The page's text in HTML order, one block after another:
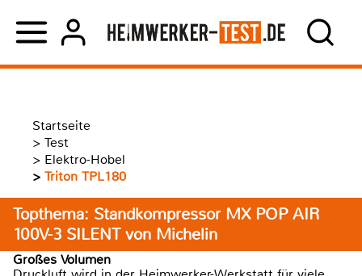
Startseite
> Test
> Elektro-Hobel
> Triton TPL180
Topthema: Standkompressor MX POP AIR
100V-3 SILENT von Michelin
Großes Volumen